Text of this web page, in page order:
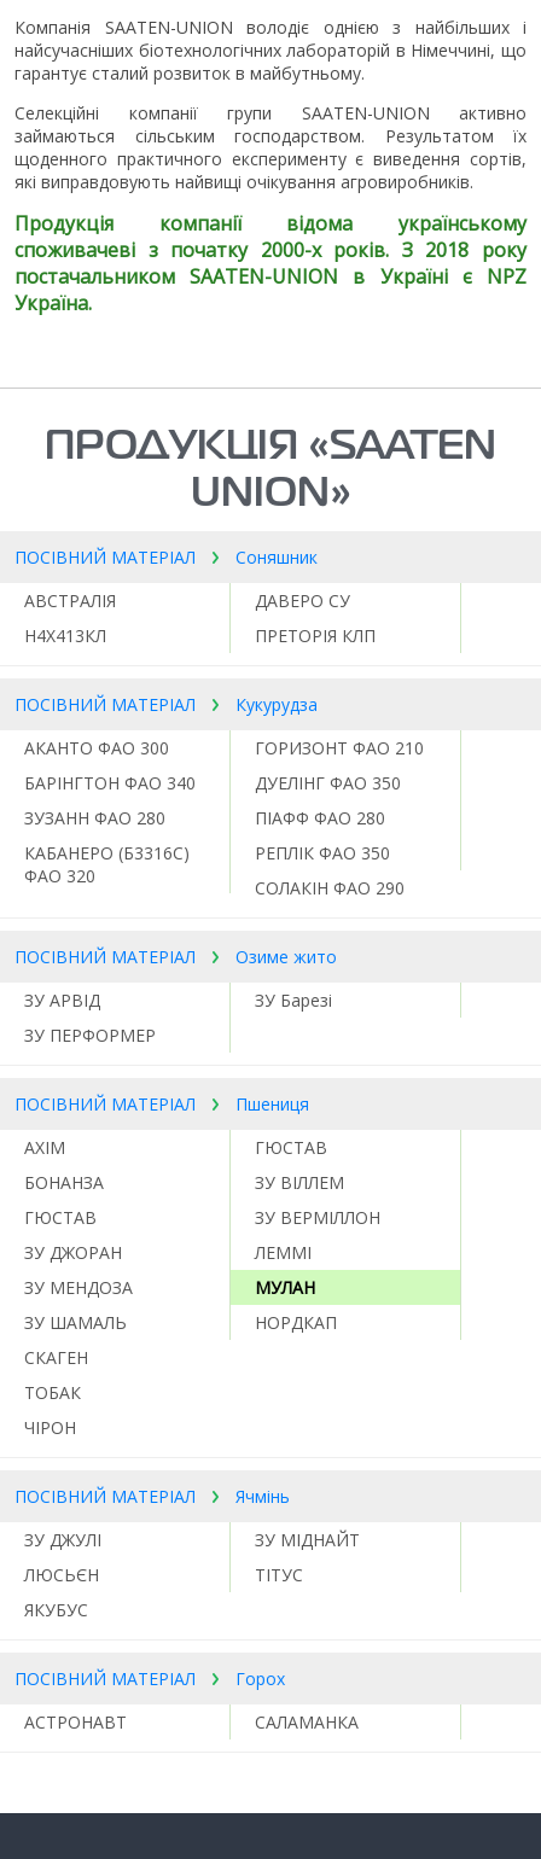
Компанія SAATEN-UNION володіє однією з найбільших і
найсучасніших біотехнологічних лабораторій в Німеччині, що
гарантує сталий розвиток в майбутньому.
Селекційні компанії групи SAATEN-UNION активно
займаються сільським господарством. Результатом їх
щоденного практичного експерименту є виведення сортів,
які виправдовують найвищі очікування агровиробників.
Продукція компанії відома українському
споживачеві з початку 2000-х років. З 2018 року
постачальником SAATEN-UNION в Україні є NPZ
Україна.
ПРОДУКЦІЯ «SAATEN
UNION»
ПОСІВНИЙ МАТЕРІАЛ
Соняшник
АВСТРАЛІЯ
ДАВЕРО СУ
Н4Х413КЛ
ПРЕТОРІЯ КЛП
ПОСІВНИЙ МАТЕРІАЛ
Кукурудза
АКАНТО ФАО 300
БАРІНГТОН ФАО 340
ГОРИЗОНТ ФАО 210
ДУЕЛІНГ ФАО 350
ЗУЗАНН ФАО 280
КАБАНЕРО (Б3316С)
ФАО 320
ПІАФФ ФАО 280
РЕПЛІК ФАО 350
СОЛАКІН ФАО 290
ПОСІВНИЙ МАТЕРІАЛ
Озиме жито
ЗУ АРВІД
ЗУ Барезі
ЗУ ПЕРФОРМЕР
ПОСІВНИЙ МАТЕРІАЛ
Пшениця
АХІМ
БОНАНЗА
ГЮСТАВ
ГЮСТАВ
ЗУ ВІЛЛЕМ
ЗУ ВЕРМІЛЛОН
ЗУ ДЖОРАН
ЗУ МЕНДОЗА
ЗУ ШАМАЛЬ
ЛЕММІ
МУЛАН
НОРДКАП
СКАГЕН
ТОБАК
ЧІРОН
ПОСІВНИЙ МАТЕРІАЛ
Ячмінь
ЗУ ДЖУЛІ
ЗУ МІДНАЙТ
ЛЮСЬЄН
ТІТУС
ЯКУБУС
ПОСІВНИЙ МАТЕРІАЛ
Горох
АСТРОНАВТ
САЛАМАНКА